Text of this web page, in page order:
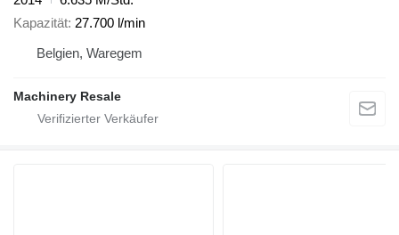
Kapazität 27.700 l/min
Belgien, Waregem
Machinery Resale